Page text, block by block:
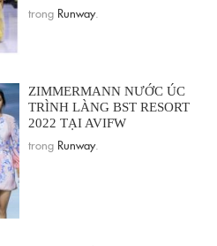
trong Runway.
ZIMMERMANN NƯỚC ÚC
TRÌNH LÀNG BST RESORT
2022 TẠI AVIFW
trong Runway.